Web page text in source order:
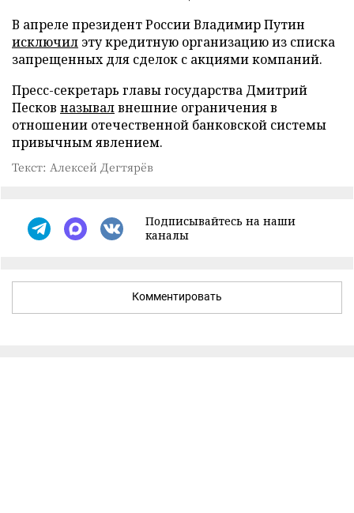
В апреле президент России Владимир Путин
исключил эту кредитную организацию из списка
запрещенных для сделок с акциями компаний.
Пресс-секретарь главы государства Дмитрий
Песков называлвнешние ограничения в
отношении отечественной банковской системы
привычным явлением.
Текст: Алексей Дегтярёв
Подписывайтесь на наши
каналы
Комментировать